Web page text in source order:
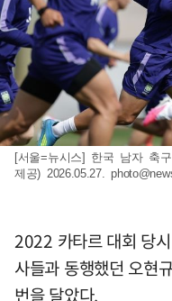
[서울=뉴시스] 한국 남자 축
제공) 2026.05.27.
2022 카타르 대회 당
사들과 동행했던 오현
번을 달았다.